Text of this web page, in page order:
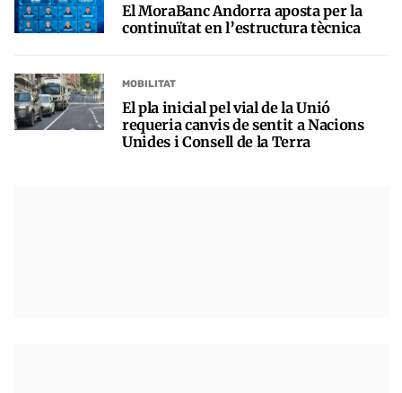
El MoraBanc Andorra aposta per la
continuïtat en l’estructura tècnica
MOBILITAT
El pla inicial pel vial de la Unió
requeria canvis de sentit a Nacions
Unides i Consell de la Terra